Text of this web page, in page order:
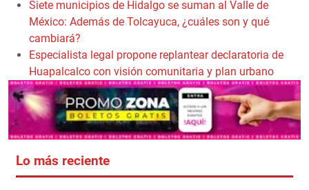
Siete municipios de Hidalgo se suman al Valle de
México: Además de Tolcayuca, ¿cuáles son y qué
cambiará?
Especialista legal propone replantear declaratoria de
Huapalcalco con visión comunitaria y plan urbano
Lo más reciente